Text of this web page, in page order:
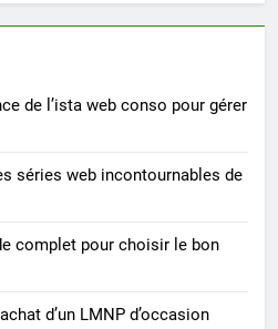
de l’ista web conso pour gérer
séries web incontournables de
complet pour choisir le bon
d’un LMNP d’occasion